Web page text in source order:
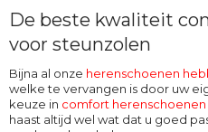
De beste kwaliteit
voor steunzolen
Bijna al onze herenschoenen
welke te vervangen is door uw
keuze in comfort
haast altijd wel wat dat u goed